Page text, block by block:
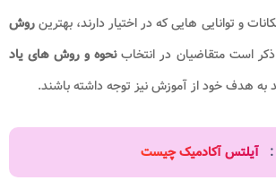
و توانایی هایی که در اختیار دارند، بهترینروش
ذکر است متقاضیان در انتخابنحوه و روش های یاد
به هدف خود از آموزش نیز توجه داشته باشند.
: آیلتس آکادمیک چیست​